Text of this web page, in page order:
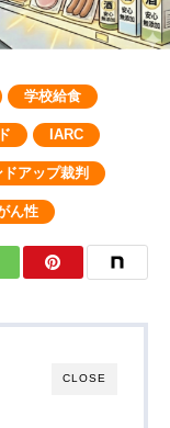
学校給食
IARC
ドアップ裁判
ん性
CLOSE